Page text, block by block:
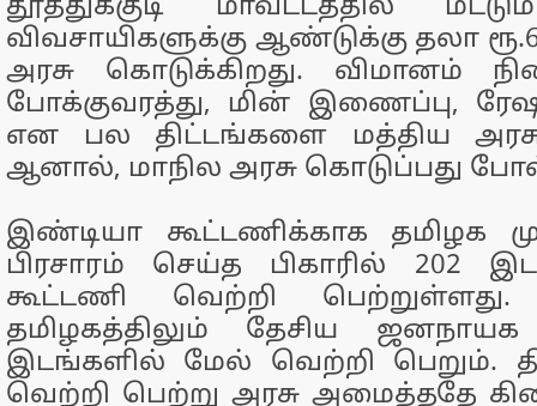
தூத்துக்குடி மாவட்டத்தில்
விவசாயிகளுக்கு ஆண்டுக்கு தலா
அரசு கொடுக்கிறது. விமானம்
போக்குவரத்து, மின் இணைப்பு,
என பல திட்டங்களை மத்திய அரசு
ஆனால், மாநில அரசு கொடுப்பது
இண்டியா கூட்டணிக்காக தமிழக
பிரசாரம் செய்த பிகாரில் 202
கூட்டணி வெற்றி
தமிழகத்திலும் தேசிய
இடங்களில் மேல் வெற்றி பெறும்.
வெற்றி பெற்று அரசு அமைத்ததே